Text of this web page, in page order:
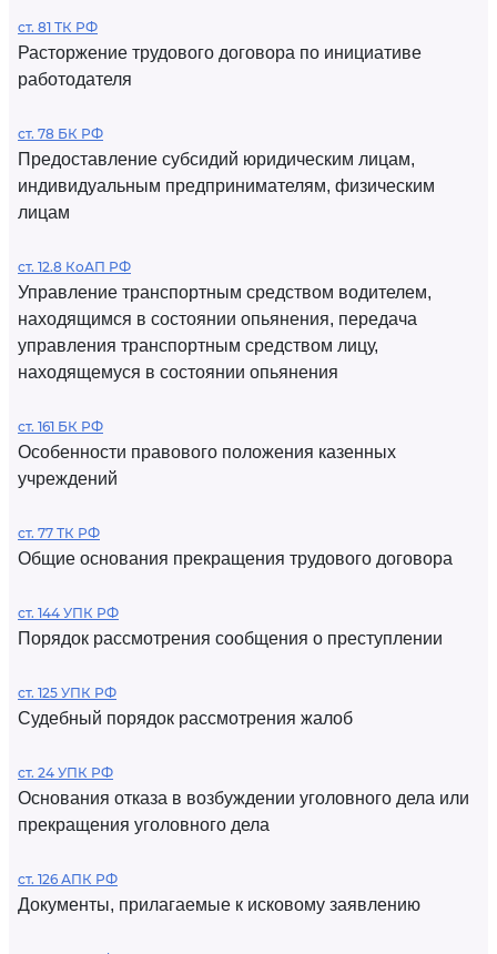
ст. 81 ТК РФ
Расторжение трудового договора по инициативе
работодателя
ст. 78 БК РФ
Предоставление субсидий юридическим лицам,
индивидуальным предпринимателям, физическим
лицам
ст. 12.8 КоАП РФ
Управление транспортным средством водителем,
находящимся в состоянии опьянения, передача
управления транспортным средством лицу,
находящемуся в состоянии опьянения
ст. 161 БК РФ
Особенности правового положения казенных
учреждений
ст. 77 ТК РФ
Общие основания прекращения трудового договора
ст. 144 УПК РФ
Порядок рассмотрения сообщения о преступлении
ст. 125 УПК РФ
Судебный порядок рассмотрения жалоб
ст. 24 УПК РФ
Основания отказа в возбуждении уголовного дела или
прекращения уголовного дела
ст. 126 АПК РФ
Документы, прилагаемые к исковому заявлению